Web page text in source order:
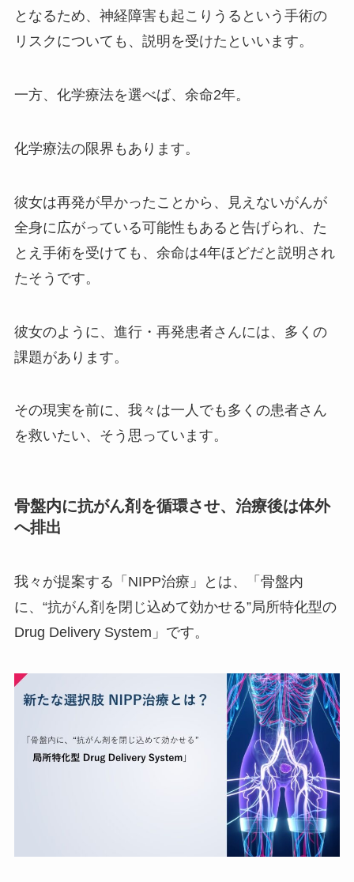
となるため、神経障害も起こりうるという手術の
リスクについても、説明を受けたといいます。
一方、化学療法を選べば、余命2年。
化学療法の限界もあります。
彼女は再発が早かったことから、見えないがんが
全身に広がっている可能性もあると告げられ、た
とえ手術を受けても、余命は4年ほどだと説明され
たそうです。
彼女のように、進行・再発患者さんには、多くの
課題があります。
その現実を前に、我々は一人でも多くの患者さん
を救いたい、そう思っています。
骨盤内に抗がん剤を循環させ、治療後は体外
へ排出
我々が提案する「NIPP治療」とは、「骨盤内
に、“抗がん剤を閉じ込めて効かせる”局所特化型の
Drug Delivery System」です。